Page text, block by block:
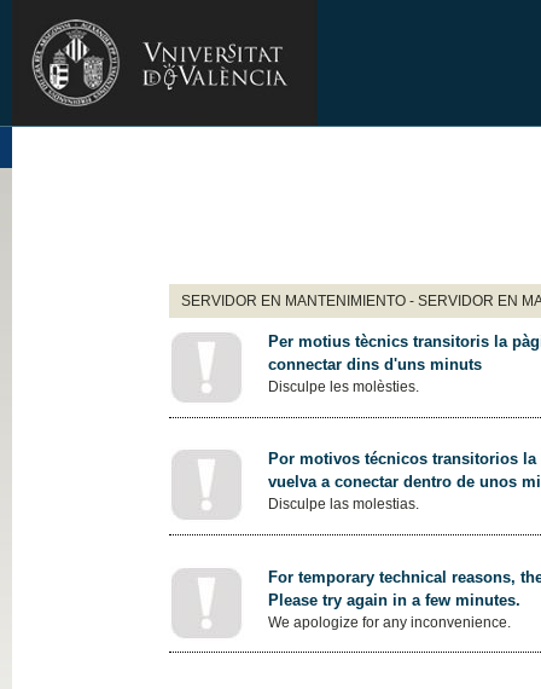
SERVIDOR EN MANTENIMIENTO - SERVIDOR EN
Per motius tècnics transitoris la
connectar dins d'uns minuts
Disculpe les molèsties.
Por motivos técnicos transitorios
vuelva a conectar dentro de unos
Disculpe las molestias.
For temporary technical reasons,
Please try again in a few minutes.
We apologize for any inconvenience.